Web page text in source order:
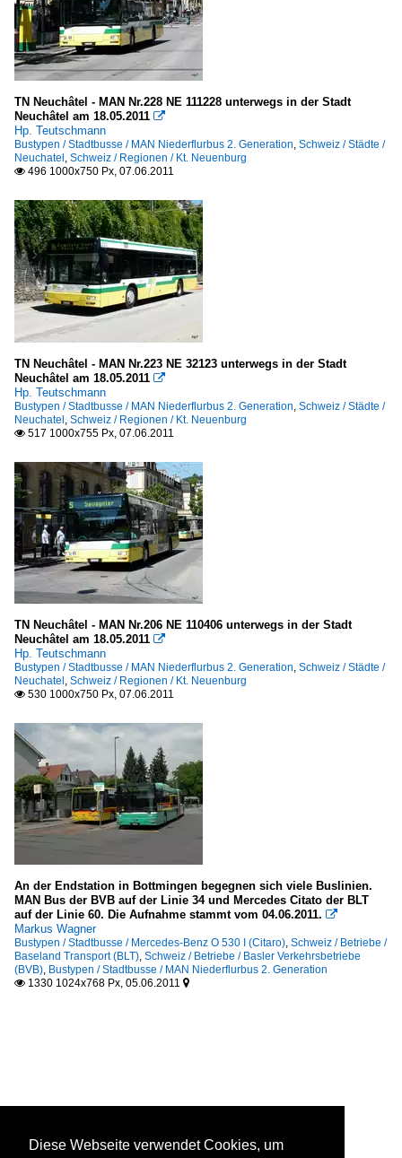
TN Neuchâtel - MAN Nr.228 NE 111228 unterwegs in der Stadt
Neuchâtel am 18.05.2011 
Hp. Teutschmann
Bustypen / Stadtbusse / MAN Niederflurbus 2. Generation, Schweiz / Städte /
Neuchatel , Schweiz / Regionen / Kt. Neuenburg
 496 1000x750 Px, 07.06.2011
TN Neuchâtel - MAN Nr.223 NE 32123 unterwegs in der Stadt
Neuchâtel am 18.05.2011 
Hp. Teutschmann
Bustypen / Stadtbusse / MAN Niederflurbus 2. Generation, Schweiz / Städte /
Neuchatel , Schweiz / Regionen / Kt. Neuenburg
 517 1000x755 Px, 07.06.2011
TN Neuchâtel - MAN Nr.206 NE 110406 unterwegs in der Stadt
Neuchâtel am 18.05.2011 
Hp. Teutschmann
Bustypen / Stadtbusse / MAN Niederflurbus 2. Generation, Schweiz / Städte /
Neuchatel , Schweiz / Regionen / Kt. Neuenburg
 530 1000x750 Px, 07.06.2011
An der Endstation in Bottmingen begegnen sich viele Buslinien.
MAN Bus der BVB auf der Linie 34 und Mercedes Citato der BLT
auf der Linie 60. Die Aufnahme stammt vom 04.06.2011. 
Markus Wagner
Bustypen / Stadtbusse / Mercedes-Benz O 530 I (Citaro), Schweiz / Betriebe /
Baseland Transport (BLT), Schweiz / Betriebe / Basler Verkehrsbetriebe
(BVB), Bustypen / Stadtbusse / MAN Niederflurbus 2. Generation
 1330 1024x768 Px, 05.06.2011 
Diese Webseite verwendet Cookies, um